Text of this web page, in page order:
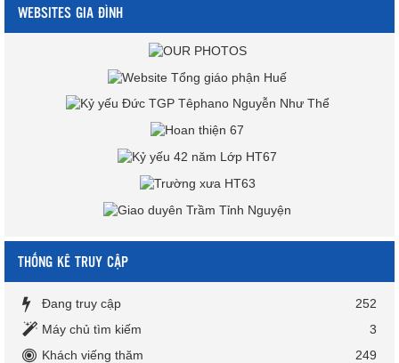
WEBSITES GIA ĐÌNH
THỐNG KÊ TRUY CẬP
Đang truy cập
252
Máy chủ tìm kiếm
3
Khách viếng thăm
249